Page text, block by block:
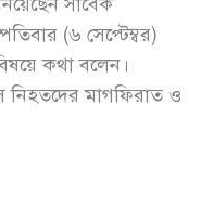
(৬ সেপ্টেম্বর)
কথা বলেন।
মাগফিরাত ও